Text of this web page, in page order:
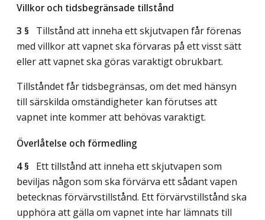
Villkor och tidsbegränsade tillstånd
3 § Tillstånd att inneha ett skjutvapen får förenas
med villkor att vapnet ska förvaras på ett visst sätt
eller att vapnet ska göras varaktigt obrukbart.
Tillståndet får tidsbegränsas, om det med hänsyn
till särskilda omständigheter kan förutses att
vapnet inte kommer att behövas varaktigt.
Överlåtelse och förmedling
4 § Ett tillstånd att inneha ett skjutvapen som
beviljas någon som ska förvärva ett sådant vapen
betecknas förvärvstillstånd. Ett förvärvstillstånd ska
upphöra att gälla om vapnet inte har lämnats till